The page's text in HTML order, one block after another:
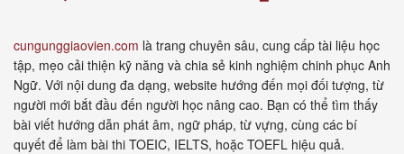
cungunggiaovien.com là trang chuyên sâu, cung cấp tài liệu học
tập, mẹo cải thiện kỹ năng và chia sẻ kinh nghiệm chinh phục Anh
Ngữ. Với nội dung đa dạng, website hướng đến mọi đối tượng, từ
người mới bắt đầu đến người học nâng cao. Bạn có thể tìm thấy
bài viết hướng dẫn phát âm, ngữ pháp, từ vựng, cùng các bí
quyết để làm bài thi TOEIC, IELTS, hoặc TOEFL hiệu quả.